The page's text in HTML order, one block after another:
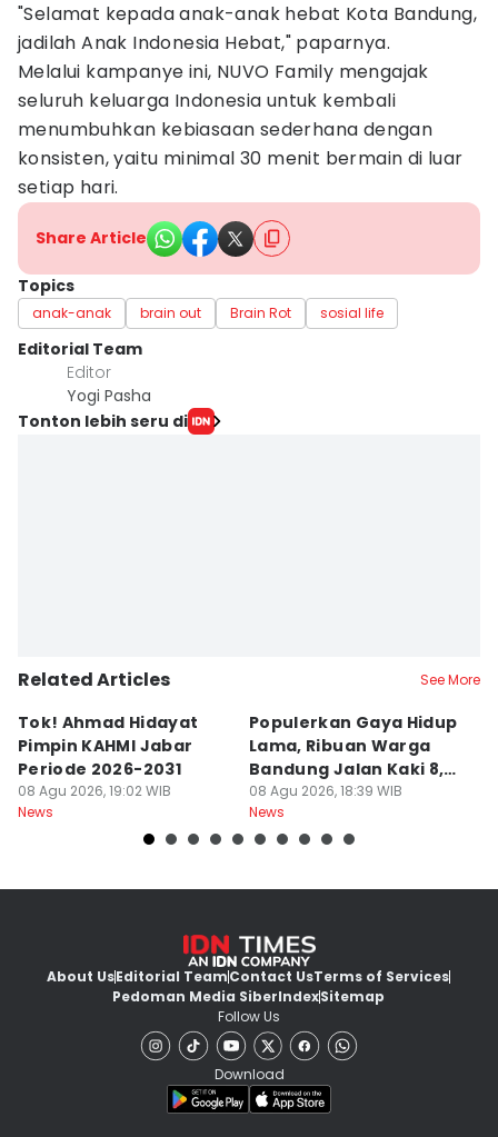
"Selamat kepada anak-anak hebat Kota Bandung,
jadilah Anak Indonesia Hebat," paparnya.
Melalui kampanye ini, NUVO Family mengajak
seluruh keluarga Indonesia untuk kembali
menumbuhkan kebiasaan sederhana dengan
konsisten, yaitu minimal 30 menit bermain di luar
setiap hari.
Share Article
Topics
anak-anak brain out Brain Rot sosial life
Editorial Team
Editor
Yogi Pasha
Tonton lebih seru di
Related Articles See More
Tok! Ahmad Hidayat
Pimpin KAHMI Jabar
Periode 2026-2031
08 Agu 2026, 19:02 WIB
News
Populerkan Gaya Hidup
Lama, Ribuan Warga
Bandung Jalan Kaki 8,8
Km
08 Agu 2026, 18:39 WIB
News
About UsEditorial TeamContact UsTerms of Services
Pedoman Media SiberIndexSitemap
Follow Us
Download